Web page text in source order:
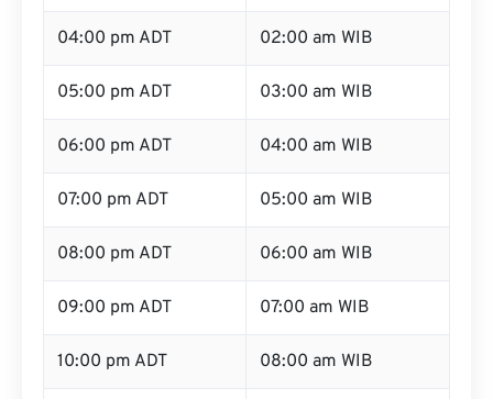
04:00 pm ADT 02:00 am WIB
05:00 pm ADT 03:00 am WIB
06:00 pm ADT 04:00 am WIB
07:00 pm ADT 05:00 am WIB
08:00 pm ADT 06:00 am WIB
09:00 pm ADT 07:00 am WIB
10:00 pm ADT 08:00 am WIB